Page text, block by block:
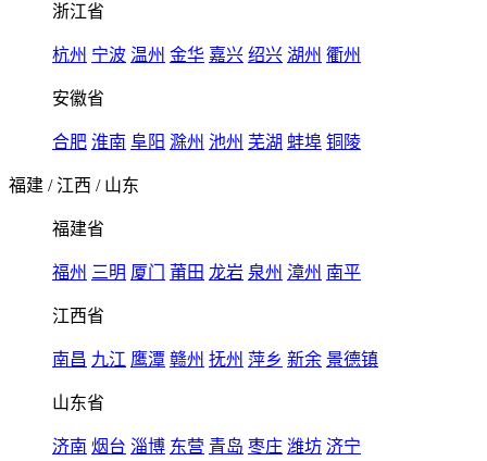
浙江省
杭州 宁波 温州 金华 嘉兴 绍兴 湖州 衢州
安徽省
合肥 淮南 阜阳 滁州 池州 芜湖 蚌埠 铜陵
福建 / 江西 / 山东
福建省
福州 三明 厦门 莆田 龙岩 泉州 漳州 南平
江西省
南昌 九江 鹰潭 赣州 抚州 萍乡 新余 景德镇
山东省
济南 烟台 淄博 东营 青岛 枣庄 潍坊 济宁